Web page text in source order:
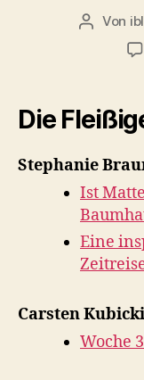
Von
Die
Stephanie
Ist
Eine
Carsten Kubicki
Woche